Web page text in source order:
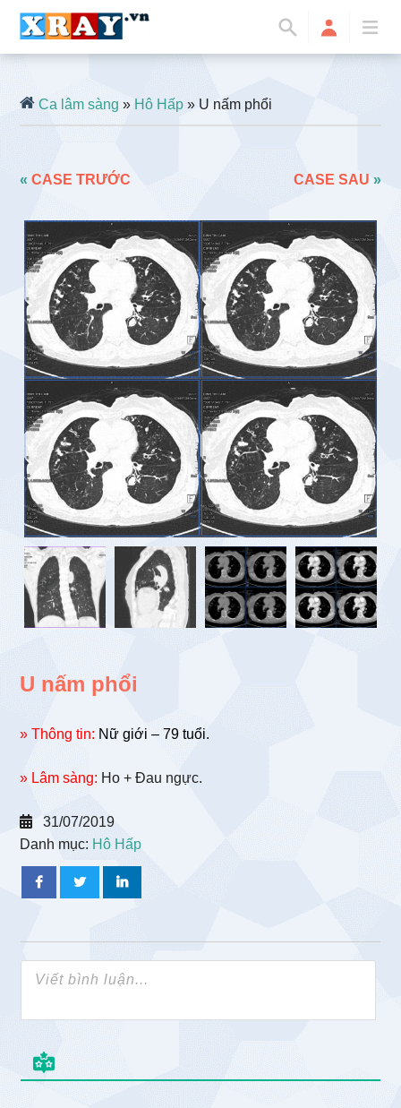
Ca lâm sàng » Hô Hấp » U nấm phổi
«CASE TRƯỚC CASE SAU »
U nấm phổi
» Thông tin: Nữ giới – 79 tuổi.
» Lâm sàng: Ho + Đau ngực.
31/07/2019
Danh mục: Hô Hấp